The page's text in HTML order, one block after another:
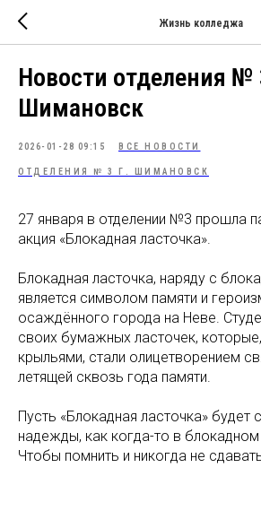
Жизнь колледжа
Новости отделения №
Шимановск
2026-01-28 09:15 ВСЕ НОВОСТИ
ОТДЕЛЕНИЯ № 3 Г. ШИМАНОВСК
27 января в отделении №3 прошла
акция «Блокадная ласточка».
Блокадная ласточка, наряду с
является символом памяти и
осаждённого города на Неве.
своих бумажных ласточек,
крыльями, стали олицетворением
летящей сквозь года памяти.
Пусть «Блокадная ласточка» будет
надежды, как когда-то в
Чтобы помнить и никогда не